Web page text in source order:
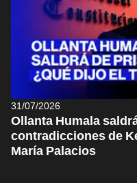
31/07/2026
Ollanta Humala
contradicciones de
María Palacios